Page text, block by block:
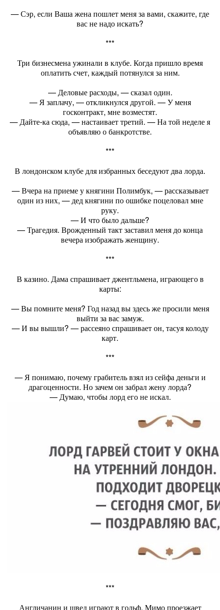
— Сэр, если Ваша жена пошлет меня за вами, скажите, где
вас не надо искать?
***
Три бизнесмена ужинали в клубе. Когда пришло время
оплатить счет, каждый потянулся за ним.
— Деловые расходы, — сказал один.
— Я заплачу, — откликнулся другой. — У меня
госконтракт, мне возместят.
— Дайте-ка сюда, — настаивает третий. — На той неделе я
объявляю о банкротстве.
***
В лондонском клубе для избранных беседуют два лорда.
— Вчера на приеме у княгини Полимбук, — рассказывает
один из них, — дед княгини по ошибке поцеловал мне
руку.
— И что было дальше?
— Трагедия. Врожденный такт заставил меня до конца
вечера изображать женщину.
***
В казино. Дама спрашивает джентльмена, играющего в
карты:
— Вы помните меня? Год назад вы здесь же просили меня
выйти за вас замуж.
— И вы вышли? — рассеяно спрашивает он, тасуя колоду
карт.
***
— Я понимаю, почему грабитель взял из сейфа деньги и
драгоценности. Но зачем он забрал жену лорда?
— Думаю, чтобы лорд его не искал.
***
Англичанин и швед играют в гольф. Мимо проезжает